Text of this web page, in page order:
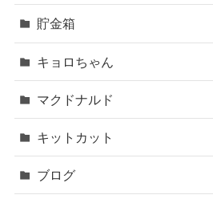
貯金箱
キョロちゃん
マクドナルド
キットカット
ブログ